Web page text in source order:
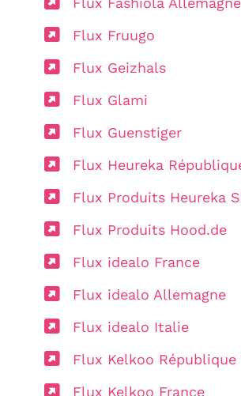
Flux Fruugo
Flux Geizhals
Flux Glami
Flux Guenstiger
Flux Heureka
Flux Produits Heureka
Flux Produits Hood.de
Flux idealo France
Flux idealo Allemagne
Flux idealo Italie
Flux Kelkoo République
Flux Kelkoo France